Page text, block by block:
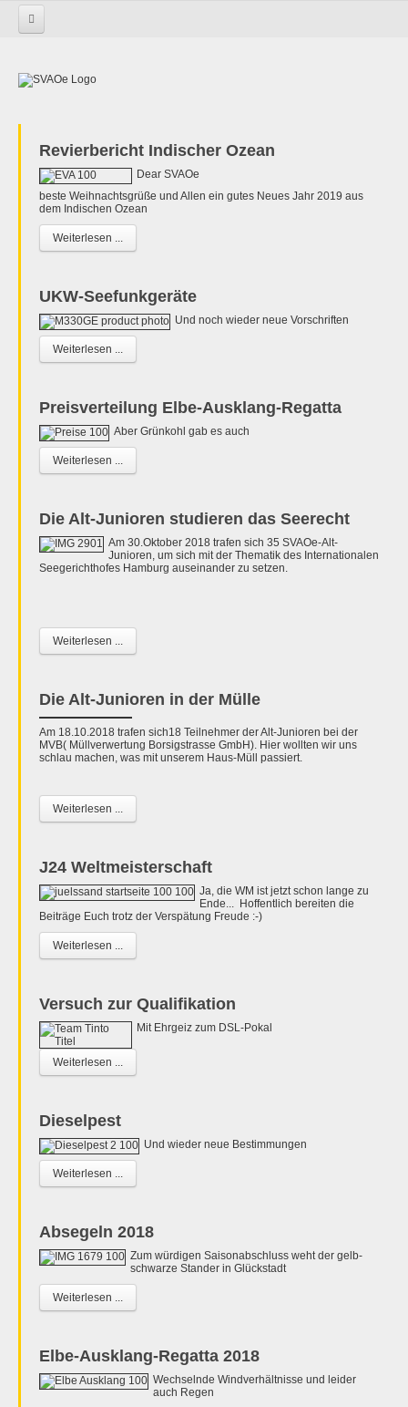
Revierbericht Indischer Ozean
Dear SVAOe
beste Weihnachtsgrüße und Allen ein gutes Neues Jahr 2019 aus
dem Indischen Ozean
Weiterlesen ...
UKW-Seefunkgeräte
Und noch wieder neue Vorschriften
Weiterlesen ...
Preisverteilung Elbe-Ausklang-Regatta
Aber Grünkohl gab es auch
Weiterlesen ...
Die Alt-Junioren studieren das Seerecht
Am 30.Oktober 2018 trafen sich 35 SVAOe-Alt-
Junioren, um sich mit der Thematik des Internationalen
Seegerichthofes Hamburg auseinander zu setzen.
Weiterlesen ...
Die Alt-Junioren in der Mülle
Am 18.10.2018 trafen sich18 Teilnehmer der Alt-Junioren bei der
MVB( Müllverwertung Borsigstrasse GmbH). Hier wollten wir uns
schlau machen, was mit unserem Haus-Müll passiert.
Weiterlesen ...
J24 Weltmeisterschaft
Ja, die WM ist jetzt schon lange zu
Ende... Hoffentlich bereiten die
Beiträge Euch trotz der Verspätung Freude :-)
Weiterlesen ...
Versuch zur Qualifikation
Mit Ehrgeiz zum DSL-Pokal
Weiterlesen ...
Dieselpest
Und wieder neue Bestimmungen
Weiterlesen ...
Absegeln 2018
Zum würdigen Saisonabschluss weht der gelb-
schwarze Stander in Glückstadt
Weiterlesen ...
Elbe-Ausklang-Regatta 2018
Wechselnde Windverhältnisse und leider
auch Regen